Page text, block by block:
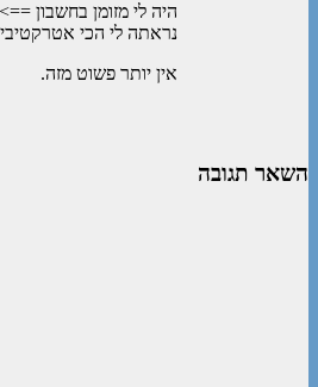
נראתה לי הכי
אין יותר פשוט מזה.
השאר תגובה